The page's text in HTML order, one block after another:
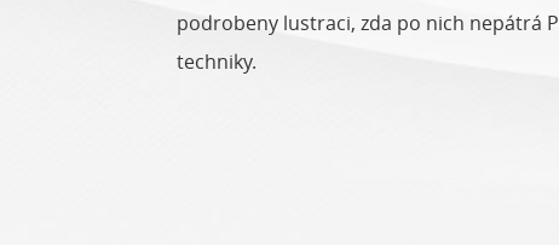
podrobeny lustraci, zda po nich nepátrá
techniky.